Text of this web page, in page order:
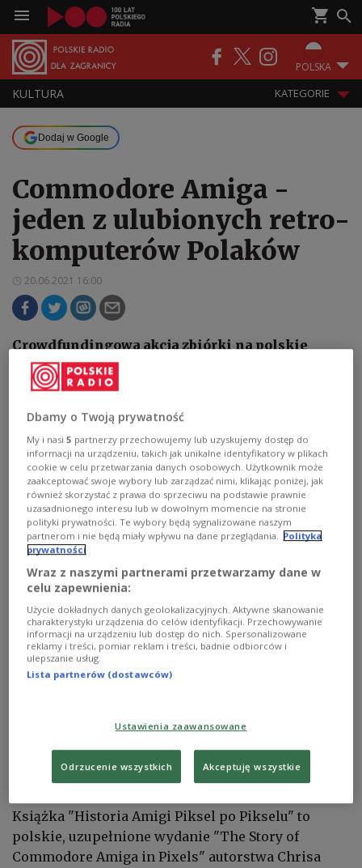
POLSKA
KULTURA KATEGORIE
Dodaj w Google
Commodore Amiga -
jeden z ulubionych retro-
komputerów Polaków
20.06.2021 16:00
Crowdfundingowa akcja zbiórki na polskie
wydanie książki "Historia Amigi pixel po
pixelu" uzyskała wsparcie potrzebne do
weekendu po jej ogłoszeniu.
AUDIO 1
 07'46
Robert Łapiński, wydawca magazynu Pixel, o wyjątkowym sentymencie
Polaków do komputera Amiga [POSŁUCHAJ]
zdjęcie ilustracyjne Shutterstock/Nonchanon
Książka "Historia Amigi Piksel po Pikselu" to
polskie, uzupełnione wydanie "The Story of
Commodore Amiga in Pixels" autorstwa Chrisa
Dbamy o Twoją prywatność
My i nasi5 partnerzy przechowujemy lub uzyskujemy dostęp do
informacji na urządzeniu, takich jak unikalne identyfikatory w plikach
cookie w celu przetwarzania danych osobowych. Użytkownik może
zaakceptować swoje wybory lub zarządzać nimi, klikając poniżej, jak
również skorzystać z prawa do sprzeciwu na podstawie prawnie
uzasadnionego interesu lub w dowolnym momencie na stronie
polityki prywatności. Te wybory będą sygnalizowane naszym
partnerom i nie będą miały wpływu na dane przeglądania. Polityka
prywatności
Wraz z naszymi partnerami przetwarzamy dane w
celu zapewnienia:
Użycie dokładnych danych geolokalizacyjnych. Aktywne skanowanie
charakterystyki urządzenia do celów identyfikacji. Przechowywanie
informacji na urządzeniu lub dostęp do nich. Spersonalizowane
reklamy i treści, pomiar reklam i treści, badnie odbiorców i
ulepszanie usług.
Lista partnerów (dostawców)
Ustawienia zaawansowane
Odrzucenie wszystkich Akceptuję wszystkie